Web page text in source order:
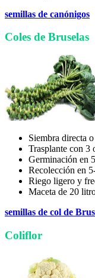
semillas de canónigos
Coles de Bruselas
Siembra directa
Trasplante con 3
Germinación en
Recolección en
Riego ligero y
Maceta de 20
semillas de col de
Coliflor